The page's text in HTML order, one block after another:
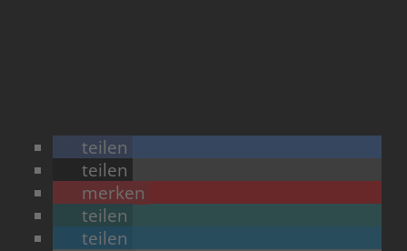
teilen
teilen
merken
teilen
teilen